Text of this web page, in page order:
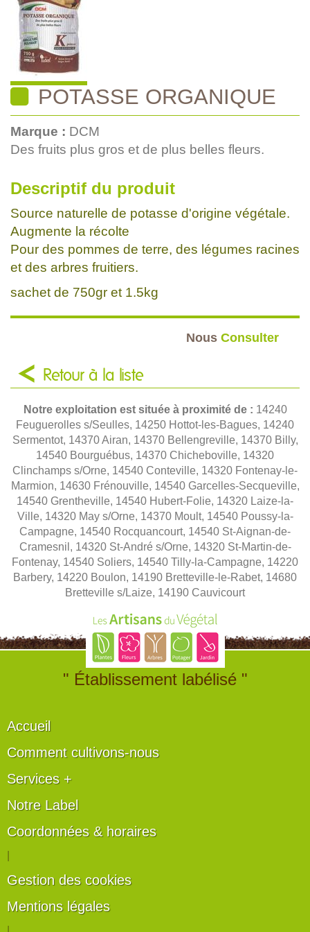
POTASSE ORGANIQUE
Marque : DCM
Des fruits plus gros et de plus belles fleurs.
Descriptif du produit
Source naturelle de potasse d'origine végétale.
Augmente la récolte
Pour des pommes de terre, des légumes racines
et des arbres fruitiers.
sachet de 750gr et 1.5kg
Nous Consulter
Retour à la liste
Notre exploitation est située à proximité de : 14240
Feuguerolles s/Seulles, 14250 Hottot-les-Bagues, 14240
Sermentot, 14370 Airan, 14370 Bellengreville, 14370 Billy,
14540 Bourguébus, 14370 Chicheboville, 14320
Clinchamps s/Orne, 14540 Conteville, 14320 Fontenay-le-
Marmion, 14630 Frénouville, 14540 Garcelles-Secqueville,
14540 Grentheville, 14540 Hubert-Folie, 14320 Laize-la-
Ville, 14320 May s/Orne, 14370 Moult, 14540 Poussy-la-
Campagne, 14540 Rocquancourt, 14540 St-Aignan-de-
Cramesnil, 14320 St-André s/Orne, 14320 St-Martin-de-
Fontenay, 14540 Soliers, 14540 Tilly-la-Campagne, 14220
Barbery, 14220 Boulon, 14190 Bretteville-le-Rabet, 14680
Bretteville s/Laize, 14190 Cauvicourt
" Établissement labélisé "
Accueil
Comment cultivons-nous
Services +
Notre Label
Coordonnées & horaires
Gestion des cookies
Mentions légales